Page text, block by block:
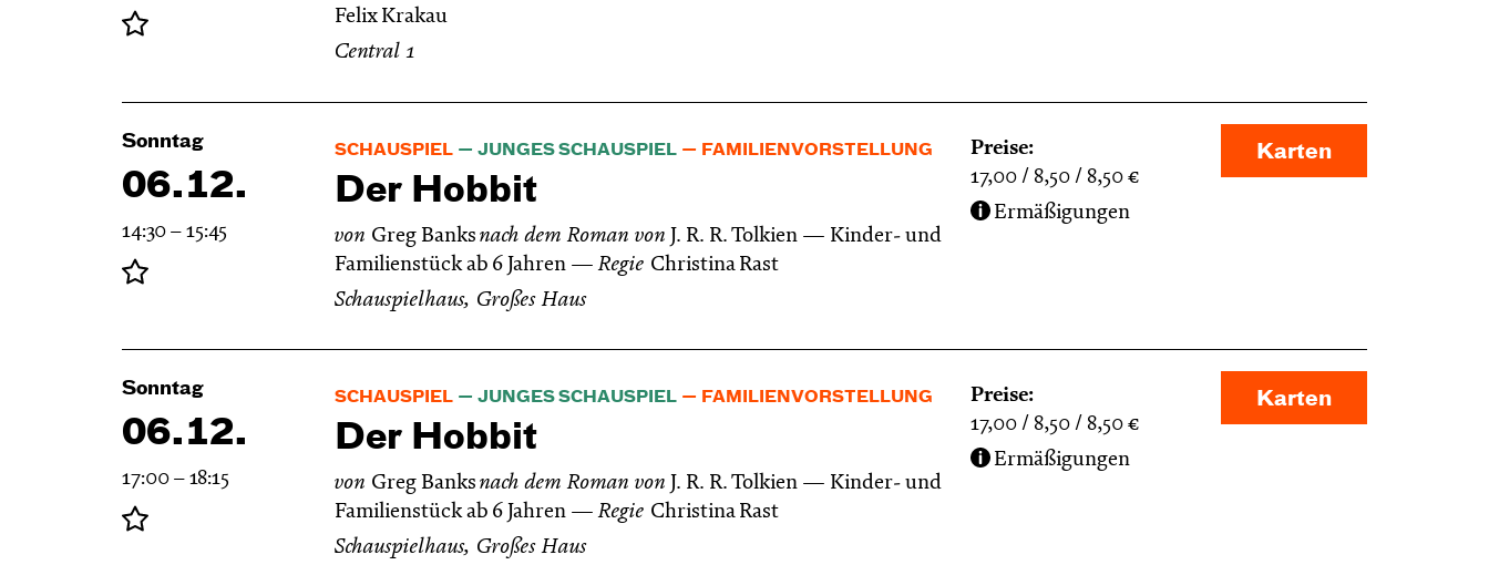
Felix Krakau
Central 1
Sonntag
06.12.
14:30 – 15:45
SCHAUSPIEL JUNGES SCHAUSPIEL FAMILIENVORSTELLUNG
Der Hobbit
von Greg Banks nach dem Roman von J. R. R. Tolkien
Kinder- und
Familienstück ab 6 Jahren
Regie Christina Rast
Schauspielhaus, Großes Haus
Preise:
17,00
8,50 8,50 €
Ermäßigungen
Karten
Sonntag
06.12.
17:00 – 18:15
SCHAUSPIEL JUNGES SCHAUSPIEL FAMILIENVORSTELLUNG
Der Hobbit
von Greg Banks nach dem Roman von J. R. R. Tolkien
Kinder- und
Familienstück ab 6 Jahren
Regie Christina Rast
Schauspielhaus, Großes Haus
Preise:
17,00
8,50 8,50 €
Ermäßigungen
Karten